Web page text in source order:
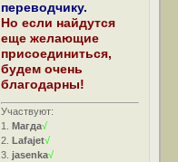
переводчику.
Но если найдутся
еще желающие
присоединиться,
будем очень
благодарны!
Участвуют:
1.Магда√
2.Lafajet√
3.jasenka√